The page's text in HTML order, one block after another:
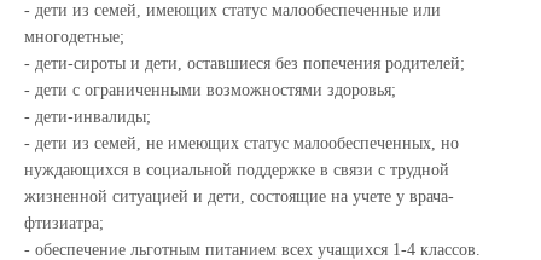
- дети из семей, имеющих статус малообеспеченные или
многодетные;
- дети-сироты и дети, оставшиеся без попечения родителей;
- дети с ограниченными возможностями здоровья;
- дети-инвалиды;
- дети из семей, не имеющих статус малообеспеченных, но
нуждающихся в социальной поддержке в связи с трудной
жизненной ситуацией и дети, состоящие на учете у врача-
фтизиатра;
- обеспечение льготным питанием всех учащихся 1-4 классов.